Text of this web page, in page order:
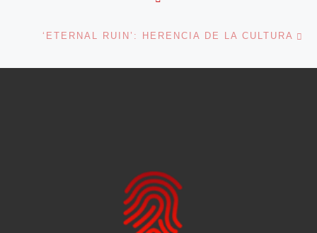
‘ETERNAL RUIN’: HERENCIA DE LA CULTURA